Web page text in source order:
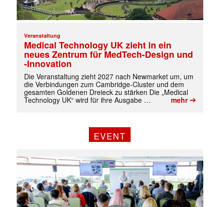
Veranstaltung
Medical Technology UK zieht in ein
neues Zentrum für MedTech-Design und
-Innovation
Die Veranstaltung zieht 2027 nach Newmarket um, um
die Verbindungen zum Cambridge-Cluster und dem
gesamten Goldenen Dreieck zu stärken Die „Medical
Technology UK“ wird für ihre Ausgabe …
mehr➔
EVENT